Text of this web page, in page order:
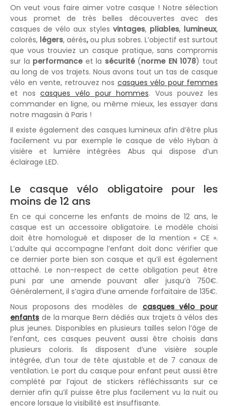
On veut vous faire aimer votre casque ! Notre sélection
vous promet de très belles découvertes avec des
casques de vélo aux styles vintages, pliables, lumineux,
colorés, légers, aérés,ou plus sobres. L’objectif est surtout
que vous trouviez un casque pratique, sans compromis
sur la performanceet la sécurité(norme EN 1078) tout
au long de vos trajets. Nous avons tout un tas de casque
vélo en vente, retrouvez nos casques vélo pour femmes
et noscasques vélo pour hommes. Vous pouvez les
commander en ligne, ou même mieux, les essayer dans
notre magasin à Paris !
Il existe également des casques lumineux afin d’être plus
facilement vu par exemple le casque de vélo Hyban à
visière et lumière intégrées Abus qui dispose d’un
éclairage LED.
Le casque vélo obligatoire pour les
moins de 12 ans
En ce qui concerne les enfants de moins de 12 ans, le
casque est un accessoire obligatoire. Le modèle choisi
doit être homologué et disposer de la mention « CE ».
L’adulte qui accompagne l’enfant doit donc vérifier que
ce dernier porte bien son casque et qu’il est également
attaché. Le non-respect de cette obligation peut être
puni par une amende pouvant aller jusqu’à 750€.
Généralement, il s’agira d’une amende forfaitaire de 135€.
Nous proposons des modèles de casques vélo pour
enfants de la marque Bern dédiés aux trajets à vélos des
plus jeunes. Disponibles en plusieurs tailles selon l’âge de
l’enfant, ces casques peuvent aussi être choisis dans
plusieurs coloris. Ils disposent d’une visière souple
intégrée, d’un tour de tête ajustable et de 7 canaux de
ventilation. Le port du casque pour enfant peut aussi être
complété par l’ajout de stickers réfléchissants sur ce
dernier afin qu’il puisse être plus facilement vu la nuit ou
encore lorsque la visibilité est insuffisante.